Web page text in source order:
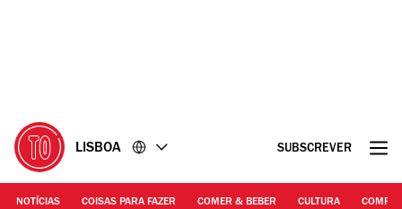
LISBOA SUBSCREVER
NOTÍCIAS COISAS PARA FAZER COMER & BEBER CULTURA